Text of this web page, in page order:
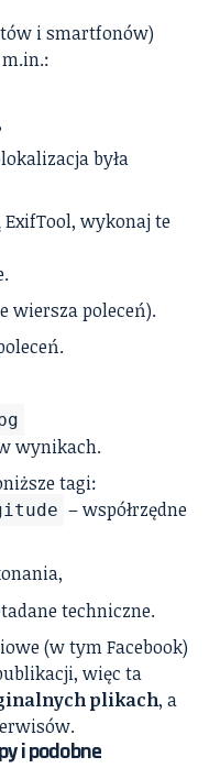
i smartfonów)
była
ExifTool, wykonaj te
wiersza poleceń).
wynikach.
tagi:
– współrzędne
techniczne.
(w tym Facebook)
więc ta
plikach, a
i podobne